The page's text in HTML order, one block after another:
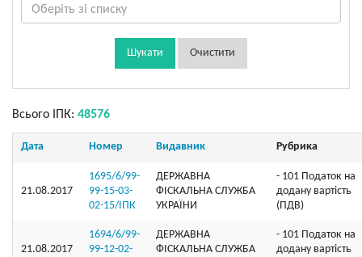
Шукати Очистити
Всього ІПК: 48576
Дата Номер Видавник Рубрика
21.08.2017
1695/6/99-
99-15-03-
02-15/ІПК
ДЕРЖАВНА
ФІСКАЛЬНА СЛУЖБА
УКРАЇНИ
- 101 Податок на
додану вартість
(ПДВ)
21.08.2017
1694/6/99-
99-12-02-
ДЕРЖАВНА
ФІСКАЛЬНА СЛУЖБА
- 101 Податок на
додану вартість